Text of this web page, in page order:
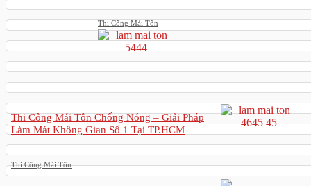
Thi Công Mái Tôn
Thi Công Mái Tôn Chống Nóng – Giải Pháp
Làm Mát Không Gian Số 1 Tại TP.HCM
Thi Công Mái Tôn